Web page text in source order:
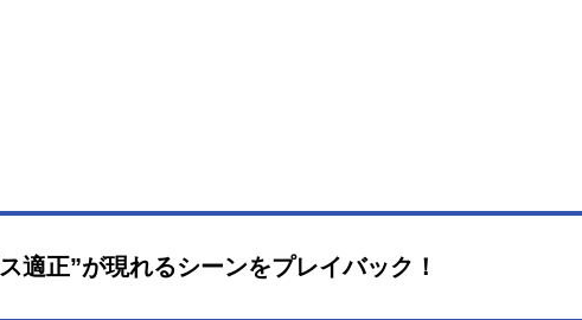
適正”が現れるシーンをプレイバック！